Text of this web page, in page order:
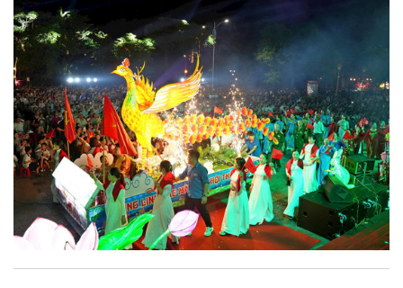
vị và 25 tổ dân phố khẩn trương triển khai, tạo khí thế sôi nổi,
sẵn sàng mang đến cho Nhân dân và du khách một mùa Trung
thu quy mô, đặc sắc và giàu bản sắc văn hóa xứ Đoài.